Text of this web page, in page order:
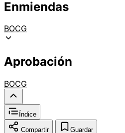
Enmiendas
BOCG
Aprobación
BOCG
Índice
Compartir Guardar